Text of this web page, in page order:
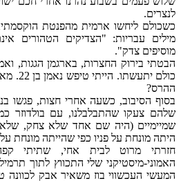
לנצרים.
כשכולם ליחשו ארמית מהפנטת
מילים עבריות: "הצדיקים הטהורים
מוסיפים צדק".
הבטתי בירוק החצרות, בארגמן הגגות,
כולם
ההרס?
בסוף הסיבוב, כשעה אחרי חצות, פגשו
שלהם צעקו שהתבלבלנו, עם בולדוזר
שמיימיים (היה שם אחד שלא צחק,
היתה מונחת על פניו כפי שהייתה מונחת על
חזרתי מרוט לבית אחי, שתיתי
האמוני-מיסטיקני שלי התכווץ לתוך
המעשי העכשווי בוז משאיר אבק לכוונה